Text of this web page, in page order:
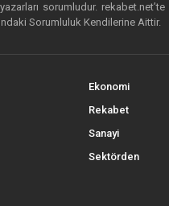
sorumludur.
Sorumluluk Kendilerine Aittir.
Ekonomi
Rekabet
Sanayi
Sektörden